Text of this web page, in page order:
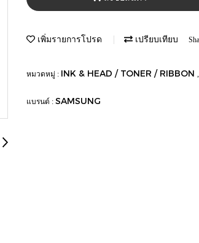
เพิ่มรายการโปรด เปรียบเทียบ
หมวดหมู่ : INK & HEAD / TONER / RIBBON
แบรนด์ : SAMSUNG